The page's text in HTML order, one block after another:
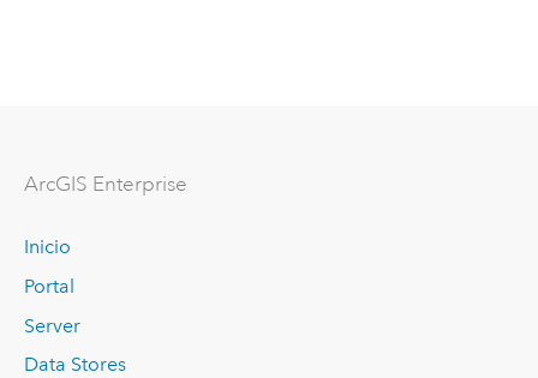
ArcGIS Enterprise
Inicio
Portal
Server
Data Stores